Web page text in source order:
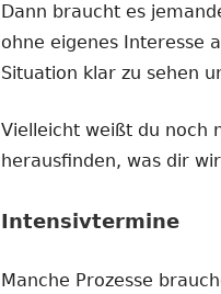
Dann braucht es
ohne eigenes Interesse
Situation klar zu sehen
Vielleicht weißt du noch
herausfinden, was dir
Intensivtermine
Manche Prozesse